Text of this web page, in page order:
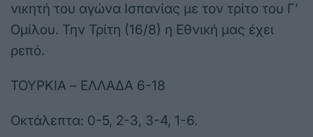
νικητή του αγώνα Ισπανίας με τον τρίτο του Γ’
Ομίλου. Την Τρίτη (16/8) η Εθνική μας έχει
ρεπό.
ΤΟΥΡΚΙΑ – ΕΛΛΑΔΑ 6-18
Οκτάλεπτα: 0-5, 2-3, 3-4, 1-6.